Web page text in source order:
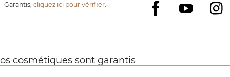
Facebook
YouTube
Garantis,cliquez ici pour vérifier.
cosmétiques sont garantis